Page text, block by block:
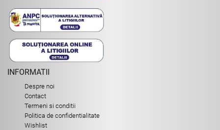
INFORMATII
Despre noi
Contact
Termeni si conditii
Politica de confidentialitate
Wishlist